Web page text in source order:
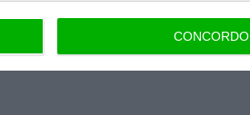
CONCORDO